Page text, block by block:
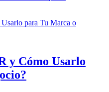
y Cómo Usarlo